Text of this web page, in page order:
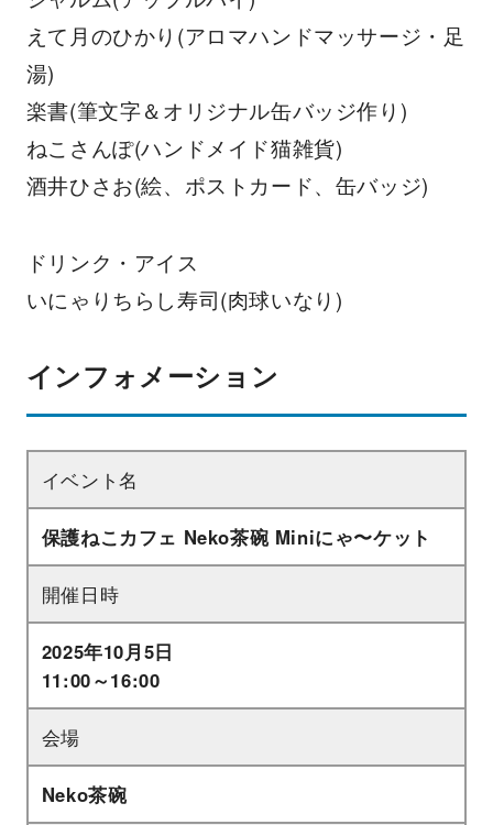
えて月のひかり(アロマハンドマッサージ・足
湯)
楽書(筆文字＆オリジナル缶バッジ作り)
ねこさんぽ(ハンドメイド猫雑貨)
酒井ひさお(絵、ポストカード、缶バッジ)
ドリンク・アイス
いにゃりちらし寿司(肉球いなり)
インフォメーション
イベント名
保護ねこカフェ Neko茶碗 Miniにゃ〜ケット
開催日時
2025年10月5日
11:00～16:00
会場
Neko茶碗